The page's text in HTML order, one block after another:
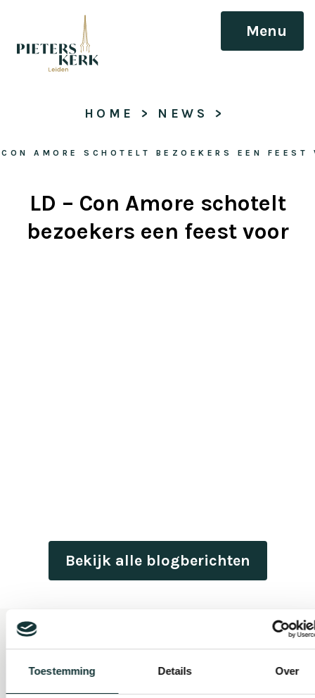
Toestemming Details Over
Menu
HOME > NEWS >
AMORE SCHOTELT BEZOEKERS EEN FEEST
LD – Con Amore schotelt
bezoekers een feest voor
Bekijk alle blogberichten
Plan je bezoek